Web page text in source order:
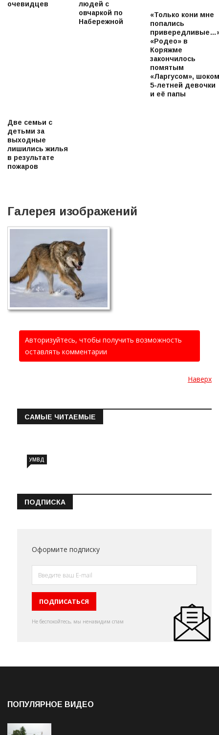
очевидцев
людей с
овчаркой по
Набережной
«Только кони мне
попались
«Родео» в
Коряжме
закончилось
помятым
«Ларгусом», шоком
5-летней девочки
и её папы
Две семьи с
детьми за
выходные
лишились жилья
в результате
пожаров
Галерея изображений
Авторизуйтесь, чтобы получить возможность
оставлять комментарии
Наверх
САМЫЕ ЧИТАЕМЫЕ
УМВД
ПОДПИСКА
Оформите подписку
Не беспокойтесь, мы ненавидим спам
ПОПУЛЯРНОЕ ВИДЕО